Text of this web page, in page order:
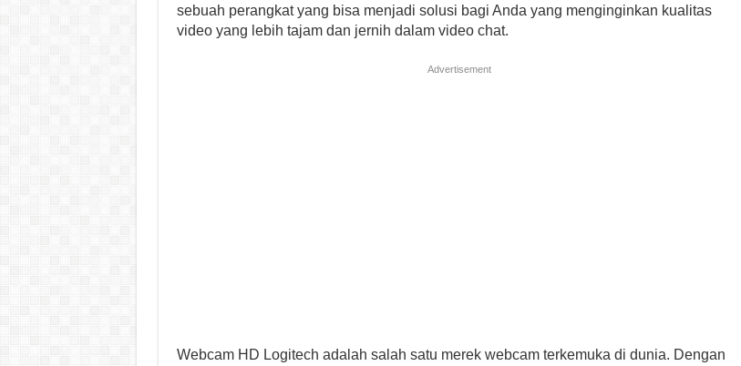
sebuah perangkat yang bisa menjadi solusi bagi Anda yang menginginkan kualitas
video yang lebih tajam dan jernih dalam video chat.
Advertisement
Webcam HD Logitech adalah salah satu merek webcam terkemuka di dunia. Dengan